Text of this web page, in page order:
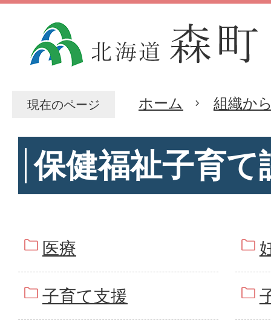
現在のページ ホーム 組織か
保健福祉子育て
医療
子育て支援